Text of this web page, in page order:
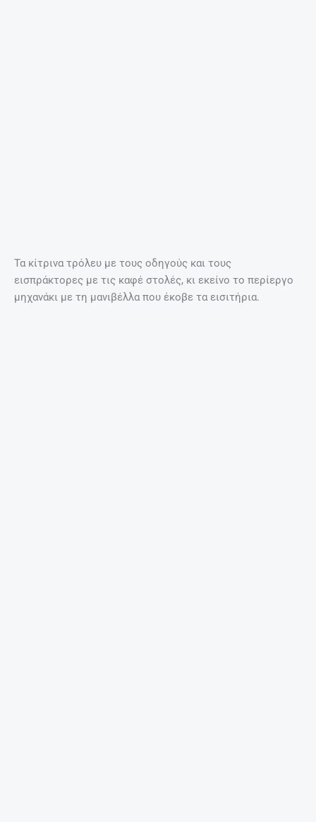
Τα κίτρινα τρόλευ με τους οδηγούς και τους
εισπράκτορες με τις καφέ στολές, κι εκείνο το περίεργο
μηχανάκι με τη μανιβέλλα που έκοβε τα εισιτήρια.